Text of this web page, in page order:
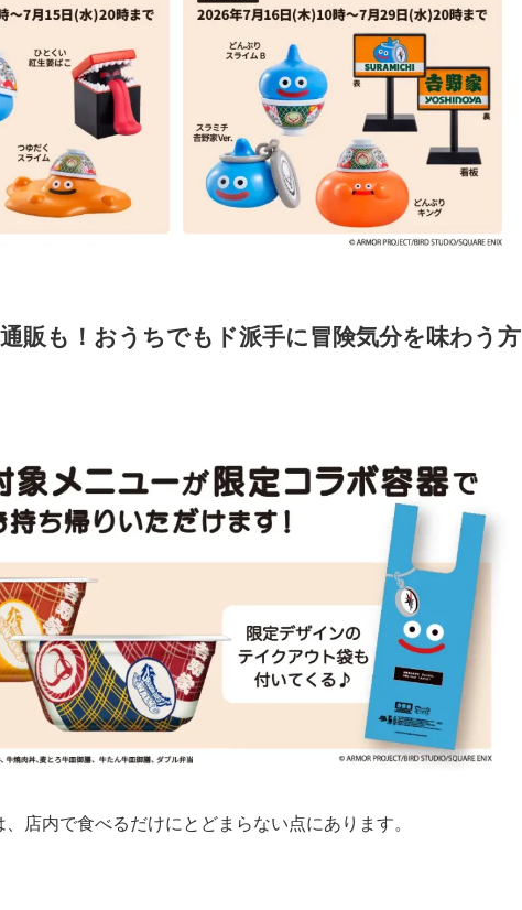
販も！おうちでもド派手に冒険気分を味わう方
店内で食べるだけにとどまらない点にあります。